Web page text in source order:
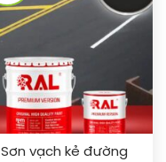
Sơn vạch kẻ đường